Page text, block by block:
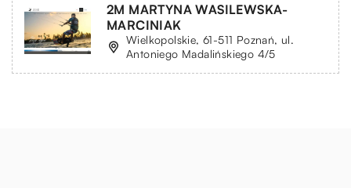
2M MARTYNA WASILEWSKA-
MARCINIAK
Wielkopolskie, 61-511 Poznań, ul.
Antoniego Madalińskiego 4/5